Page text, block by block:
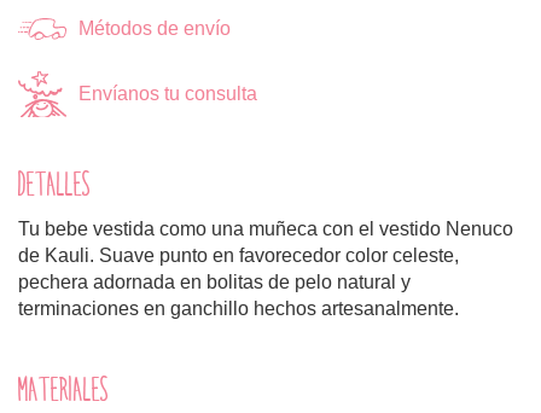
Métodos de envío
Envíanos tu consulta
DETALLES
Tu bebe vestida como una muñeca con el vestido Nenuco
de Kauli. Suave punto en favorecedor color celeste,
pechera adornada en bolitas de pelo natural y
terminaciones en ganchillo hechos artesanalmente.
MATERIALES